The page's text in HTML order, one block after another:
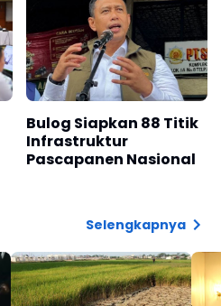
Bulog Siapkan 88 Titik
Infrastruktur
Pascapanen Nasional
Selengkapnya